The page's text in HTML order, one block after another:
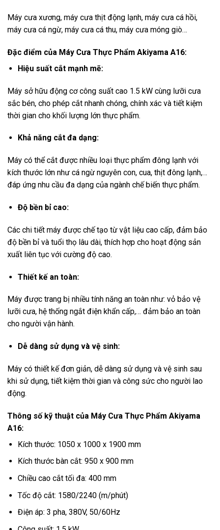
Máy cưa xương, máy cưa thịt động lạnh, máy cưa cá hồi,
máy cưa cá ngừ, máy cưa cá thu, máy cưa móng giò…
Đặc điểm của Máy Cưa Thực Phẩm Akiyama A16:
Hiệu suất cắt mạnh mẽ:
Máy sở hữu động cơ công suất cao 1.5 kW cùng lưỡi cưa
sắc bén, cho phép cắt nhanh chóng, chính xác và tiết kiệm
thời gian cho khối lượng lớn thực phẩm.
Khả năng cắt đa dạng:
Máy có thể cắt được nhiều loại thực phẩm đông lạnh với
kích thước lớn như cá ngừ nguyên con, cua, thịt đông lạnh,…
đáp ứng nhu cầu đa dạng của ngành chế biến thực phẩm.
Độ bền bỉ cao:
Các chi tiết máy được chế tạo từ vật liệu cao cấp, đảm bảo
độ bền bỉ và tuổi thọ lâu dài, thích hợp cho hoạt động sản
xuất liên tục với cường độ cao.
Thiết kế an toàn:
Máy được trang bị nhiều tính năng an toàn như: vỏ bảo vệ
lưỡi cưa, hệ thống ngắt điện khẩn cấp,… đảm bảo an toàn
cho người vận hành.
Dễ dàng sử dụng và vệ sinh:
Máy có thiết kế đơn giản, dễ dàng sử dụng và vệ sinh sau
khi sử dụng, tiết kiệm thời gian và công sức cho người lao
động.
Thông số kỹ thuật của Máy Cưa Thực Phẩm Akiyama
A16:
Kích thước: 1050 x 1000 x 1900 mm
Kích thước bàn cắt: 950 x 900 mm
Chiều cao cắt tối đa: 400 mm
Tốc độ cắt: 1580/2240 (m/phút)
Điện áp: 3 pha, 380V, 50/60Hz